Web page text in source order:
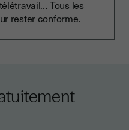
Tous les
rester conforme.